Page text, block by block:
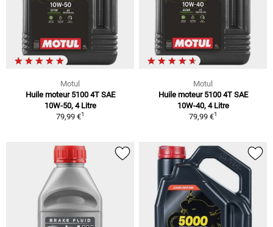
Motul
Huile moteur 5100 4T SAE
10W-50, 4 Litre
79,99 €1
Motul
Huile moteur 5100 4T SAE
10W-40, 4 Litre
79,99 €1